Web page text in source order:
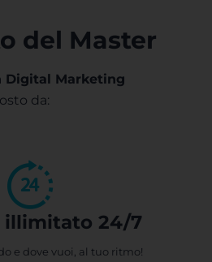
del Master
Digital Marketing
da:
illimitato 24/7
e dove vuoi, al tuo ritmo!